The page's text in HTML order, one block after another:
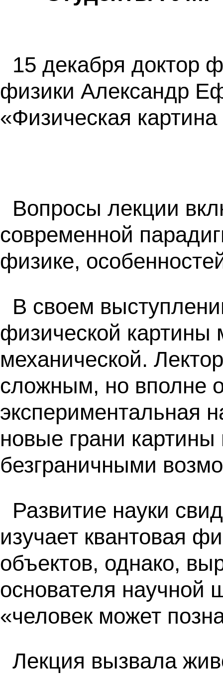
15 декабря доктор
физики Александр
«Физическая
Вопросы лекции
современной
физике,
В своем
физической картины
механической.
сложным, но вполне
экспериментальная
новые грани
безграничными
Развитие науки
изучает квантовая
объектов, однако,
основателя
«человек может
Лекция вызвала